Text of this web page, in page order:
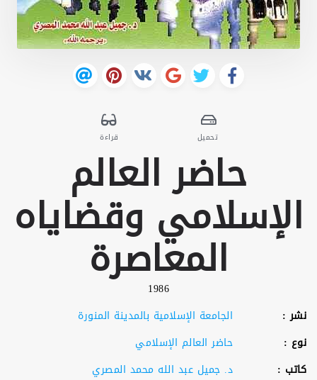
تحميل قراءة
حاضر العالم
الإسلامي وقضاياه
المعاصرة
1986
نشر :
الجامعة الإسلامية بالمدينة المنورة
نوع :
حاضر العالم الإسلامي
كاتب :
د. جميل عبد الله محمد المصري